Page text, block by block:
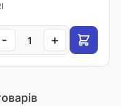
- +